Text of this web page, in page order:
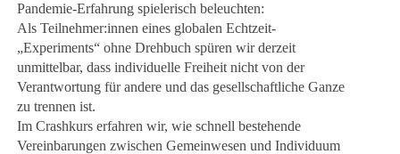
Pandemie-Erfahrung spielerisch beleuchten:
Als Teilnehmer:innen eines globalen Echtzeit-
„Experiments“ ohne Drehbuch spüren wir derzeit
unmittelbar, dass individuelle Freiheit nicht von der
Verantwortung für andere und das gesellschaftliche Ganze
zu trennen ist.
Im Crashkurs erfahren wir, wie schnell bestehende
Vereinbarungen zwischen Gemeinwesen und Individuum